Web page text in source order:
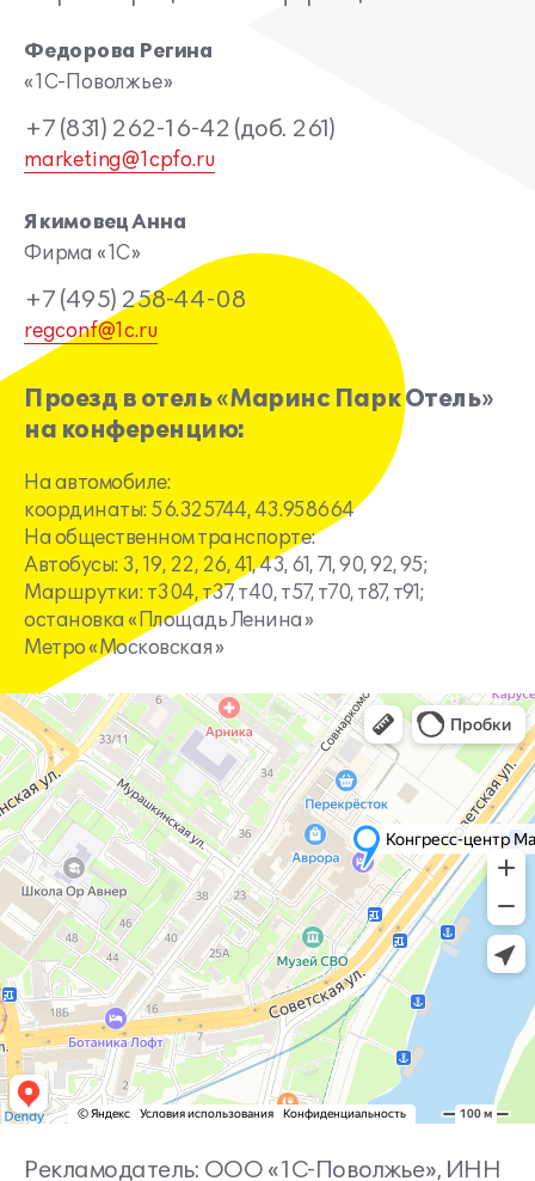
Федорова Регина
«1С-Поволжье»
+7 (831) 262-16-42 (доб. 261)
marketing@1cpfo.ru
Якимовец Анна
Фирма «1С»
+7 (495) 258-44-08
regconf@1c.ru
Проезд в отель «Маринс Парк Отель»
на конференцию:
На автомобиле:
координаты: 56.325744, 43.958664
На общественном транспорте:
Автобусы: 3, 19, 22, 26, 41, 43, 61, 71, 90, 92, 95;
Маршрутки: т304, т37, т40, т57, т70, т87, т91;
остановка «Площадь Ленина»
Метро «Московская»
Рекламодатель: ООО «1С-Поволжье», ИНН